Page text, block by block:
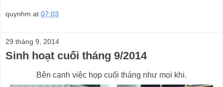
quynhm at 07:03
29 tháng 9, 2014
Sinh hoạt cuối tháng 9/2014
Bên cạnh việc họp cuối tháng như mọi khi.